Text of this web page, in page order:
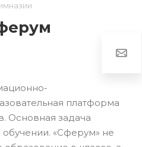
платформа
Основная задача
«Сферум» не